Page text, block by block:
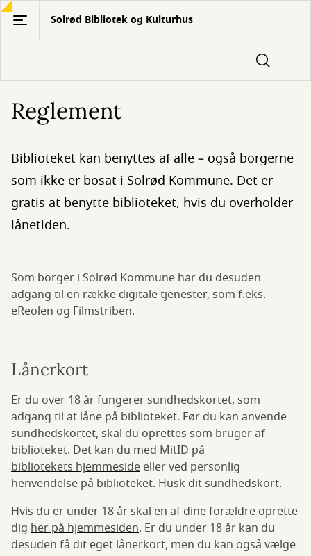
Gå
hovedindhold
Solrød Bibliotek og Kulturhus
Reglement
Biblioteket kan benyttes af alle – også borgerne
som ikke er bosat i Solrød Kommune. Det er
gratis at benytte biblioteket, hvis du overholder
lånetiden.
Som borger i Solrød Kommune har du desuden
adgang til en række digitale tjenester, som f.eks.
eReolen og Filmstriben.
Lånerkort
Er du over 18 år fungerer sundhedskortet, som
adgang til at låne på biblioteket. Før du kan anvende
sundhedskortet, skal du oprettes som bruger af
biblioteket. Det kan du med MitID på
bibliotekets hjemmeside eller ved personlig
henvendelse på biblioteket. Husk dit sundhedskort.
Hvis du er under 18 år skal en af dine forældre oprette
dig her på hjemmesiden. Er du under 18 år kan du
desuden få dit eget lånerkort, men du kan også vælge